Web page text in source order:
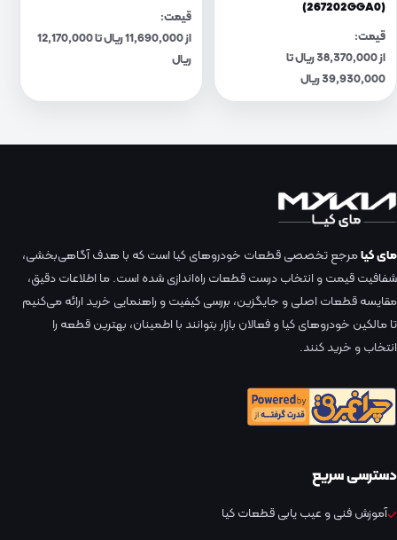
(267202GGA0)
قیمت:
از 38,370,000 ریال تا
39,930,000 ریال
قیمت:
از 11,690,000 ریال تا 12,170,000
ریال
مای کیامرجع تخصصی قطعات خودروهای کیا است که با هدف آگاهی‌بخشی،
شفافیت قیمت و انتخاب درست قطعات راه‌اندازی شده است. ما اطلاعات دقیق،
مقایسه قطعات اصلی و جایگزین، بررسی کیفیت و راهنمایی خرید ارائه می‌کنیم
تا مالکین خودروهای کیا و فعالان بازار بتوانند با اطمینان، بهترین قطعه را
انتخاب و خرید کنند.
دسترسی سریع
آموزش فنی و عیب یابی قطعات کیا